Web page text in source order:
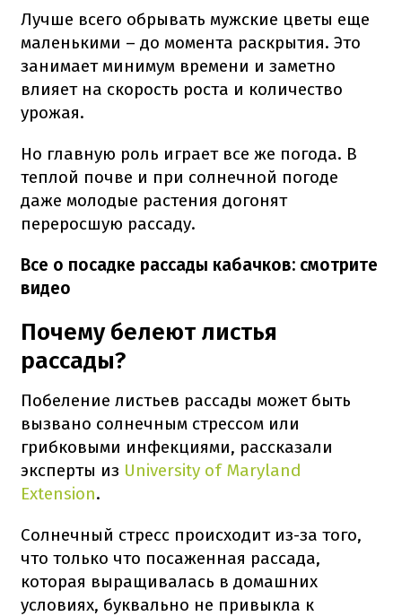
Лучше всего обрывать мужские цветы еще
маленькими – до момента раскрытия. Это
занимает минимум времени и заметно
влияет на скорость роста и количество
урожая.
Но главную роль играет все же погода. В
теплой почве и при солнечной погоде
даже молодые растения догонят
переросшую рассаду.
Все о посадке рассады кабачков: смотрите
видео
Почему белеют листья
рассады?
Побеление листьев рассады может быть
вызвано солнечным стрессом или
грибковыми инфекциями, рассказали
эксперты из University of Maryland
Extension.
Солнечный стресс происходит из-за того,
что только что посаженная рассада,
которая выращивалась в домашних
условиях, буквально не привыкла к